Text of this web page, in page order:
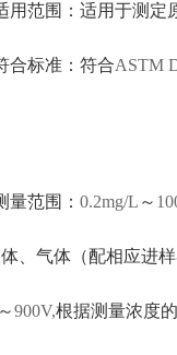
用范围：适用于测定
合标准：符合ASTM
量范围： 0.2mg/L ～
、气体（配相应进样
～900V,根据测量浓度